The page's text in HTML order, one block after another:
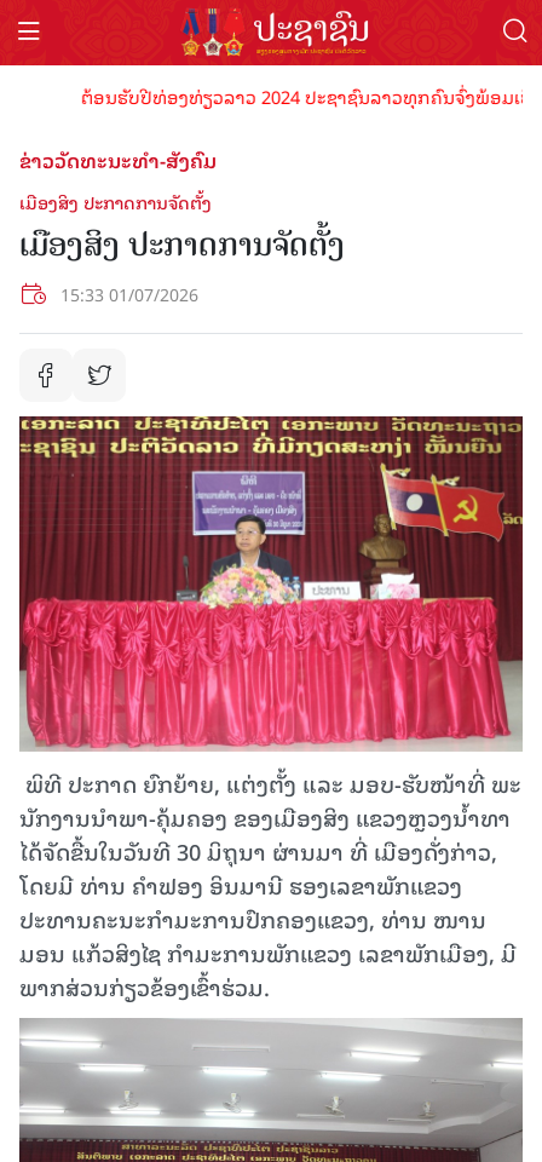
ຕ້ອນຮັບປີທ່ອງທ່ຽວລາວ 2024 ປະຊາຊົນລາວທຸກຄົນຈົ່ງພ້ອມເປັນ
ຂ່າວວັດທະນະທຳ-ສັງຄົມ
ເມືອງສິງ ປະກາດການຈັດ​ຕັ້ງ
ເມືອງສິງ ປະກາດການຈັດ​ຕັ້ງ
15:33 01/07/2026
​ ພິ​ທີ ປະ​ກາດ ຍົກ​ຍ້າຍ, ແຕ່ງ​ຕັ້ງ ແລະ ມອບ​-ຮັບ​ໜ້າ​ທີ່ ພະ​
ນັກ​ງານ​ນຳ​ພາ-ຄຸ້ມ​ຄອງ ຂອງ​ເມືອງ​ສິງ ແຂວງຫຼວງ​ນ້ຳ​ທາ
ໄດ້ຈັດຂື້ນໃນວັນທີ 30 ມິຖຸນາ ຜ່ານມ​າ ທີ່ ເມືອງ​ດັ່ງ​ກ່າວ,
ໂດຍ​ມີ ທ່ານ ຄຳຟອງ ອິນມານີ ຮອງເລຂາພັກແຂວງ
ປະທານຄະນະກຳມະການປົກຄອງແຂວງ, ທ່ານ ໜານ
ມອນ ແກ້ວສິງໄຊ ກຳມະການພັກແຂວງ ເລຂາພັກເມືອງ, ມີ​
ພາກ​ສ່ວນ​ກ່ຽວ​ຂ້ອງ​ເຂົ້າ​ຮ່ວມ.